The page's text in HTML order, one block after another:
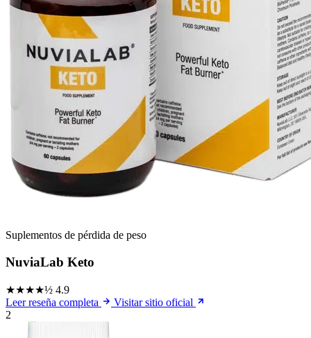
Suplementos de pérdida de peso
NuviaLab Keto
★★★★½ 4.9
Leer reseña completa
Visitar sitio oficial
2